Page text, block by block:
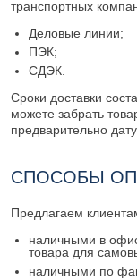
транспортных
Деловые линии;
ПЭК;
СДЭК.
Сроки доставки
можете забрать
предварительно
СПОСОБЫ
Предлагаем
наличными в
товара для
наличными по